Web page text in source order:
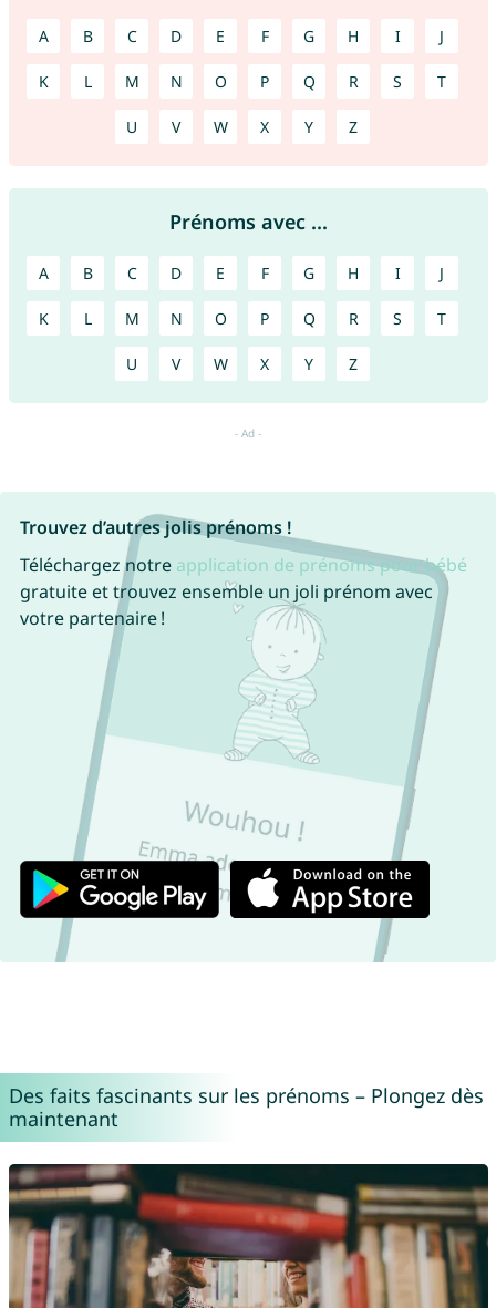
A B C D E F G H I J
K L M N O P Q R S T
U V W X Y Z
Prénoms avec ...
A B C D E F G H I J
K L M N O P Q R S T
U V W X Y Z
Trouvez d’autres jolis prénoms !
Téléchargez notre application de prénoms pour bébé
gratuite et trouvez ensemble un joli prénom avec
votre partenaire !
Des faits fascinants sur les prénoms – Plongez dès
maintenant